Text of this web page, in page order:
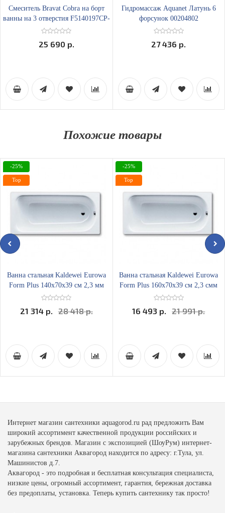
Смеситель Bravat Cobra на борт
ванны на 3 отверстия F5140197CP-
1-RUS
25 690 р.
Гидромассаж Aquanet Латунь 6
форсунок 00204802
27 436 р.
Похожие товары
Ванна стальная Kaldewei Eurowa
Form Plus 140х70x39 см 2,3 мм
21 314 р. 28 418 р.
-25%
Top
Ванна стальная Kaldewei Eurowa
Form Plus 160х70x39 см 2,3 смм
16 493 р. 21 991 р.
-25%
Top
Интернет магазин сантехники aquagorod.ru рад предложить Вам
широкий ассортимент качественной продукции российских и
зарубежных брендов. Магазин с экспозицией (ШоуРум) интернет-
магазина сантехники Аквагород находится по адресу: г.Тула, ул.
Машинистов д.7.
Аквагород - это подробная и бесплатная консультация специалиста,
низкие цены, огромный ассортимент, гарантия, бережная доставка
без предоплаты, установка. Теперь купить сантехнику так просто!